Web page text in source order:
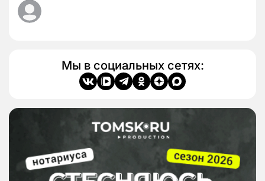
Мы в социальных сетях: